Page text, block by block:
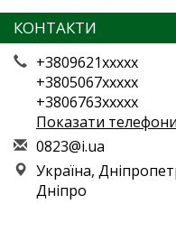
КОНТАКТИ
+3809621xxxxx
+3805067xxxxx
+3806763xxxxx
Показати телефони
0823@i.ua
Україна,
Дніпро